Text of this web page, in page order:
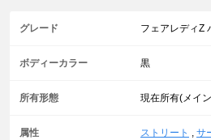
グレード フェアレディZ
ボディーカラー 黒
所有形態 現在所有(メイ
属性 ストリート , サ